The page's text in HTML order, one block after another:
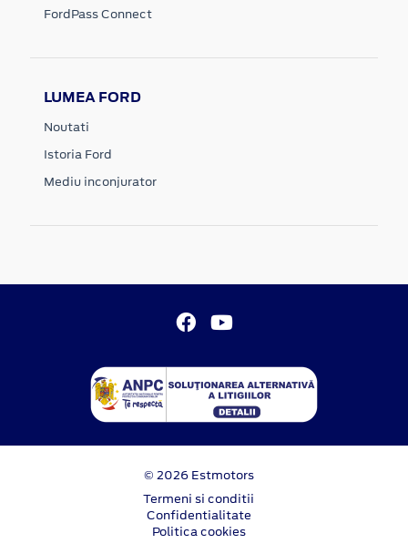
FordPass Connect
LUMEA FORD
Noutati
Istoria Ford
Mediu inconjurator
© 2026 Estmotors
Termeni si conditii
Confidentialitate
Politica cookies